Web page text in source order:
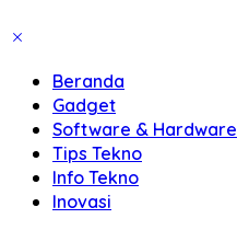
Beranda
Gadget
Software & Hardware
Tips Tekno
Info Tekno
Inovasi